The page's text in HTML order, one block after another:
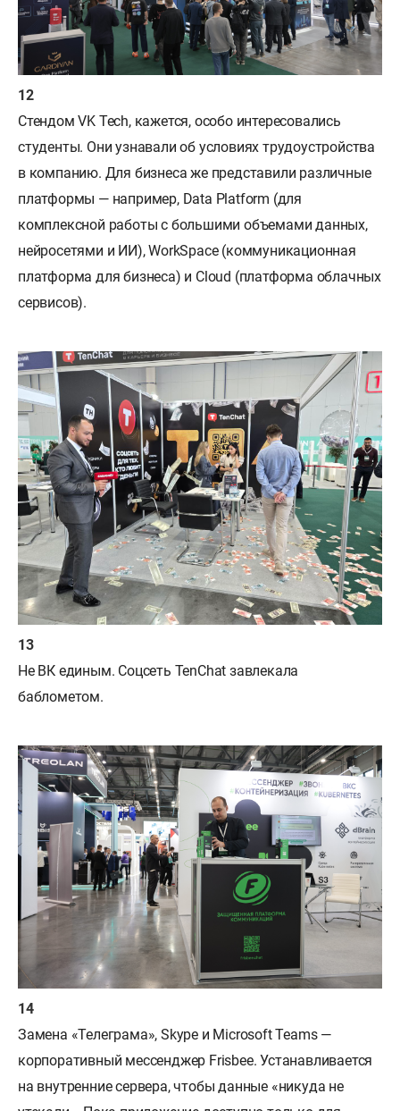
Стендом VK Tech, кажется, особо интересовались
студенты. Они узнавали об условиях трудоустройства
в компанию. Для бизнеса же представили различные
платформы — например, Data Platform (для
комплексной работы с большими объемами данных,
нейросетями и ИИ), WorkSpace (коммуникационная
платформа для бизнеса) и Cloud (платформа облачных
сервисов).
Не ВК единым. Соцсеть TenChat завлекала
баблометом.
Замена «Телеграма», Skype и Microsoft Teams —
корпоративный мессенджер Frisbee. Устанавливается
на внутренние сервера, чтобы данные «никуда не